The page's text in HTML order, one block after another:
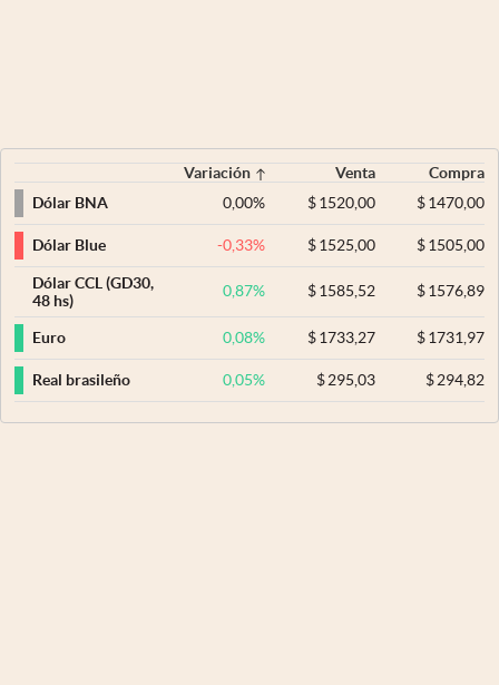
Variación Venta
Compra
Dólar BNA
0,00% $ 1520,00 $1470,00
Dólar Blue -0,33% $ 1525,00 $1505,00
Dólar CCL (GD30,
48 hs)
0,87% $ 1585,52 $1576,89
Euro 0,08% $ 1733,27 $1731,97
Real brasileño 0,05% $ 295,03 $294,82